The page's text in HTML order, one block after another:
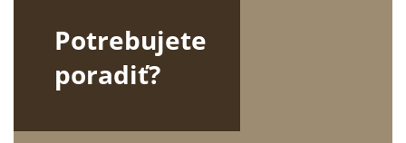
Potrebujete
poradiť?